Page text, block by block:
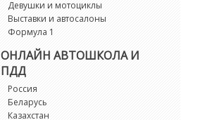
Девушки и мотоциклы
Выставки и автосалоны
Формула 1
ОНЛАЙН АВТОШКОЛА И
ПДД
Россия
Беларусь
Казахстан